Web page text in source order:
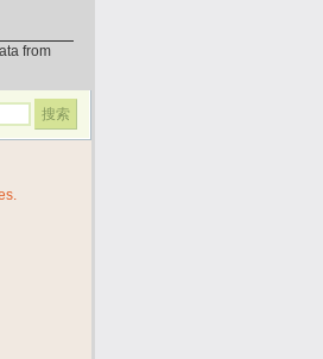
from